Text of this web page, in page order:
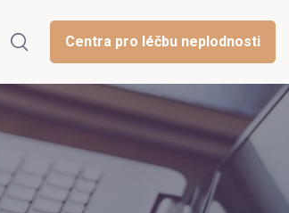
Centra pro léčbu neplodnosti